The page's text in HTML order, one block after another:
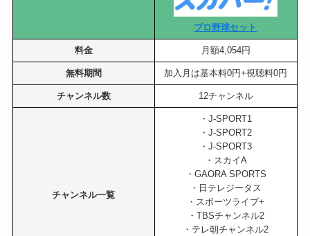
プロ野球セット
料金 月額4,054円
無料期間 加入月は基本料0円+視聴料0円
チャンネル数 12チャンネル
チャンネル一覧
・J-SPORT1
・J-SPORT2
・J-SPORT3
・スカイA
・GAORA SPORTS
・日テレジータス
・スポーツライブ+
・TBSチャンネル2
・テレ朝チャンネル2